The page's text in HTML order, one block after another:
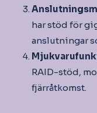
har stöd för
anslutningar
RAID-stöd,
fjärråtkomst.